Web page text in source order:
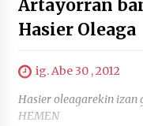
Artayorran
Hasier Oleaga
ig. Abe 30 , 2012
Hasier oleagarekin izan
HEMEN